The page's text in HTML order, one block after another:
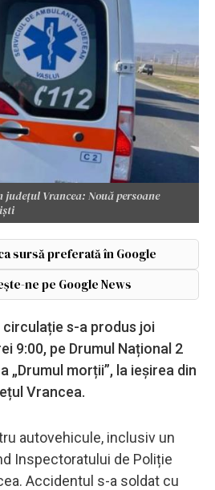
județul Vrancea: Nouă persoane
sursă preferată în Google
ne pe Google News
circulație s-a produs joi
9:00, pe Drumul Național 2
„Drumul morții”, la ieșirea din
Vrancea.
autovehicule, inclusiv un
Inspectoratului de Poliție
Accidentul s-a soldat cu